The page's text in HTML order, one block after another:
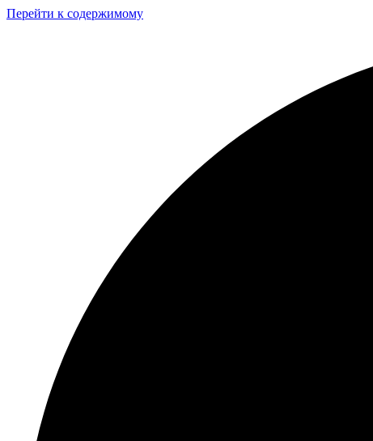
Перейти к содержимому